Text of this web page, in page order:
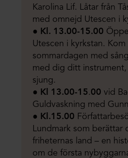
Karolina Lif. Låtar från
med omnejd Utescen i
●
Kl. 13.00-15.00
Utescen i kyrkstan. Kom
sommardagen med
med dig ditt instrument,
sjung.
●
Kl 13.00-15.00 vid
Guldvaskning med
●
Kl.15.00
Lundmark som berättar
friheternas land – en
om de första